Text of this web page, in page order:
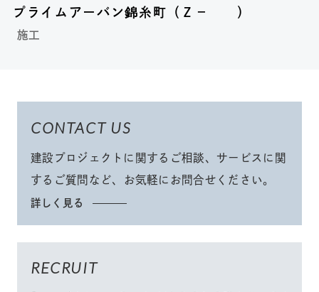
プライムアーバン錦糸町（Ｚ－ ）
施工
CONTACT US
建設プロジェクトに関するご相談、サービスに関
するご質問など、
お気軽にお問合せください。
詳しく見る
RECRUIT